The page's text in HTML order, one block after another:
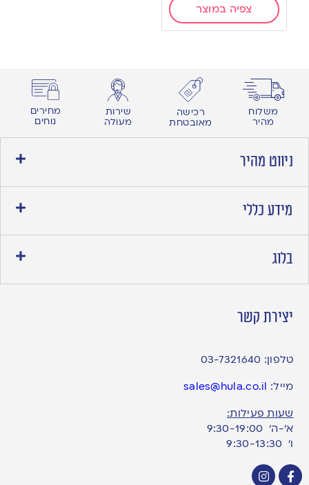
צפיה במוצר
משלוח
מהיר
רכישה
מאובטחת
שירות
מעולה
מחירים
נוחים
ניווט מהיר
מידע כללי
בלוג
יצירת קשר
טלפון: 03-7321640
מייל: sales@hula.co.il
שעות פעילות:
א’-ה’ 9:30-19:00
ו׳ 9:30-13:30